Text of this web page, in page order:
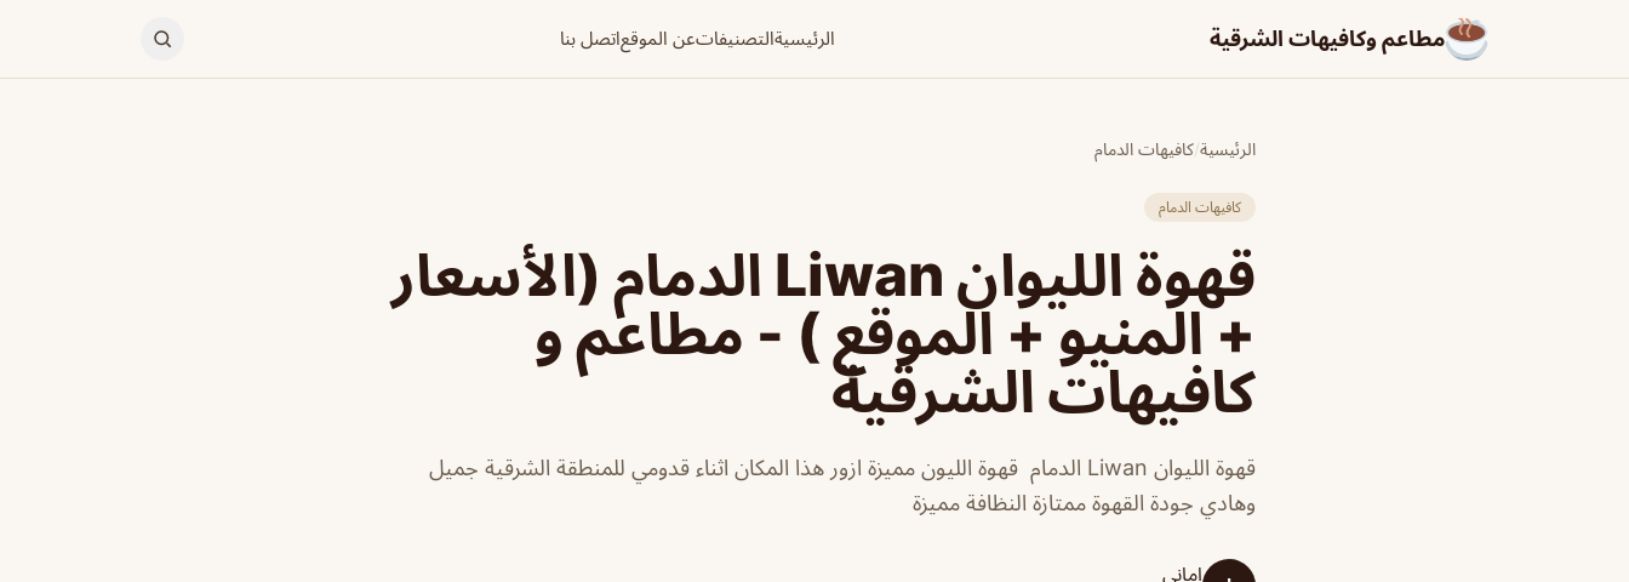
مطاعم وكافيهات الشرقية الرئيسيةالتصنيفاتعن الموقعاتصل بنا
الرئيسية/كافيهات الدمام
كافيهات الدمام
قهوة الليوان Liwan الدمام (الأسعار
+ المنيو + الموقع ) - مطاعم و
كافيهات الشرقية
قهوة الليوان Liwan الدمام قهوة الليون مميزة ازور هذا المكان اثناء قدومي للمنطقة الشرقية جميل
وهادي جودة القهوة ممتازة النظافة مميزة
اماني